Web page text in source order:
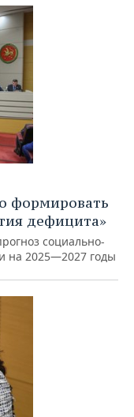
формировать
дефицита»
социально-
на 2025—2027 годы